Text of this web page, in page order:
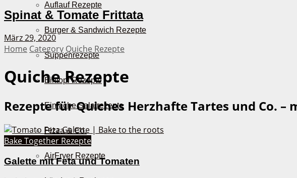
Auflauf Rezepte
Burger & Sandwich Rezepte
Suppenrezepte
Eintopf Rezepte
Einfache Salatrezepte
Pizza & Co.
AirFryer Rezepte
Spinat & Tomate Frittata
März 29, 2020
Home Category Quiche Rezepte
Quiche Rezepte
Rezepte für Quiches Herzhafte Tartes und Co.
Bake Together Rezepte
Galette mit Feta und Tomaten